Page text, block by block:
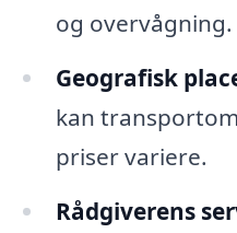
og overvågning.
Geografisk
kan
priser variere.
Rådgiverens